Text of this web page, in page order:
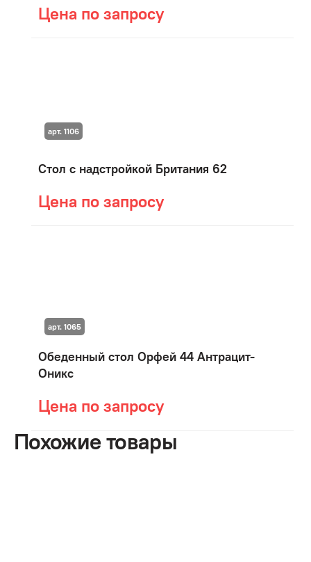
Цена по запросу
Стол с надстройкой Британия 62
Цена по запросу
арт. 1106
Обеденный стол Орфей 44 Антрацит-
Оникс
Цена по запросу
арт. 1065
Похожие товары